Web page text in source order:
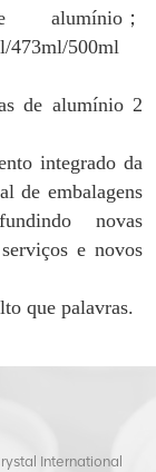
alumínio ；
473ml/500ml
de alumínio 2
integrado da
de embalagens
novas
e novos
que palavras.
International